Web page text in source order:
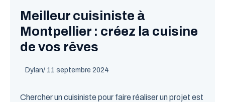
Meilleur cuisiniste à
Montpellier : créez la cuisine
de vos rêves
Dylan/ 11 septembre 2024
Chercher un cuisiniste pour faire réaliser un projet est